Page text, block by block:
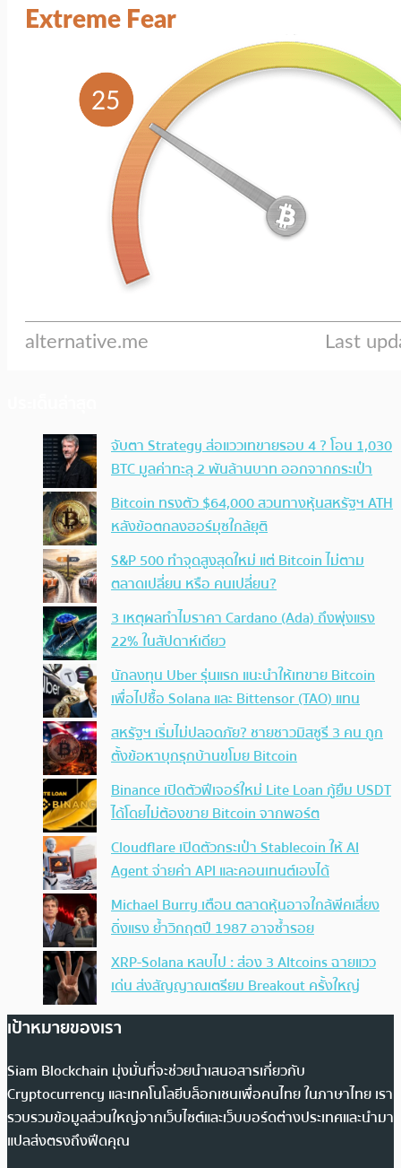
จับตา Strategy ส่อแววเทขายรอบ 4 ? โอน 1,030
BTC มูลค่าทะลุ 2 พันล้านบาท ออกจากกระเป๋า
Bitcoin ทรงตัว $64,000 สวนทางหุ้นสหรัฐฯ ATH
หลังข้อตกลงฮอร์มุซใกล้ยุติ
S&P 500 ทำจุดสูงสุดใหม่ แต่ Bitcoin ไม่ตาม
ตลาดเปลี่ยน หรือ คนเปลี่ยน?
3 เหตุผลทำไมราคา Cardano (Ada) ถึงพุ่งแรง
22% ในสัปดาห์เดียว
นักลงทุน Uber รุ่นแรก แนะนำให้เทขาย Bitcoin
เพื่อไปซื้อ Solana และ Bittensor (TAO) แทน
สหรัฐฯ เริ่มไม่ปลอดภัย? ชายชาวมิสซูรี 3 คน ถูก
ตั้งข้อหาบุกรุกบ้านขโมย Bitcoin
Binance เปิดตัวฟีเจอร์ใหม่ Lite Loan กู้ยืม USDT
ได้โดยไม่ต้องขาย Bitcoin จากพอร์ต
Cloudflare เปิดตัวกระเป๋า Stablecoin ให้ AI
Agent จ่ายค่า API และคอนเทนต์เองได้
Michael Burry เตือน ตลาดหุ้นอาจใกล้พีคเสี่ยง
ดิ่งแรง ย้ำวิกฤตปี 1987 อาจซ้ำรอย
XRP-Solana หลบไป : ส่อง 3 Altcoins ฉายแวว
เด่น ส่งสัญญาณเตรียม Breakout ครั้งใหญ่
เป้าหมายของเรา
Siam Blockchain มุ่งมั่นที่จะช่วยนำเสนอสารเกี่ยวกับ
Cryptocurrency และเทคโนโลยีบล็อกเชนเพื่อคนไทย ในภาษาไทย เรา
รวบรวมข้อมูลส่วนใหญ่จากเว็บไซต์และเว็บบอร์ดต่างประเทศและนำมา
แปลส่งตรงถึงฟีดคุณ